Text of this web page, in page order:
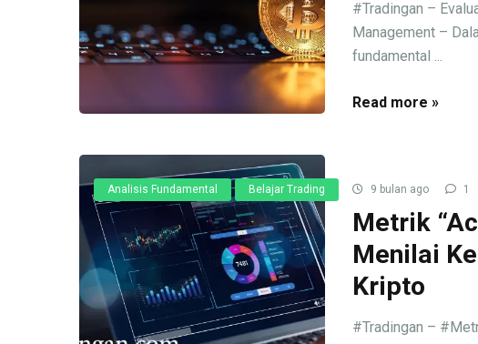
#Tradingan –
Management –
fundamental ...
Read more »
Analisis Fundamental Belajar Trading 9 bulan ago 1
Metrik
Menilai
Kripto
#Tradingan –